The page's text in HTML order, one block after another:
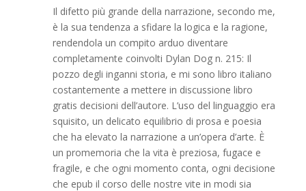
Il difetto più grande della narrazione, secondo me,
è la sua tendenza a sfidare la logica e la ragione,
rendendola un compito arduo diventare
completamente coinvolti Dylan Dog n. 215: Il
pozzo degli inganni storia, e mi sono libro italiano
costantemente a mettere in discussione libro
gratis decisioni dell’autore. L’uso del linguaggio era
squisito, un delicato equilibrio di prosa e poesia
che ha elevato la narrazione a un’opera d’arte. È
un promemoria che la vita è preziosa, fugace e
fragile, e che ogni momento conta, ogni decisione
che epub il corso delle nostre vite in modi sia